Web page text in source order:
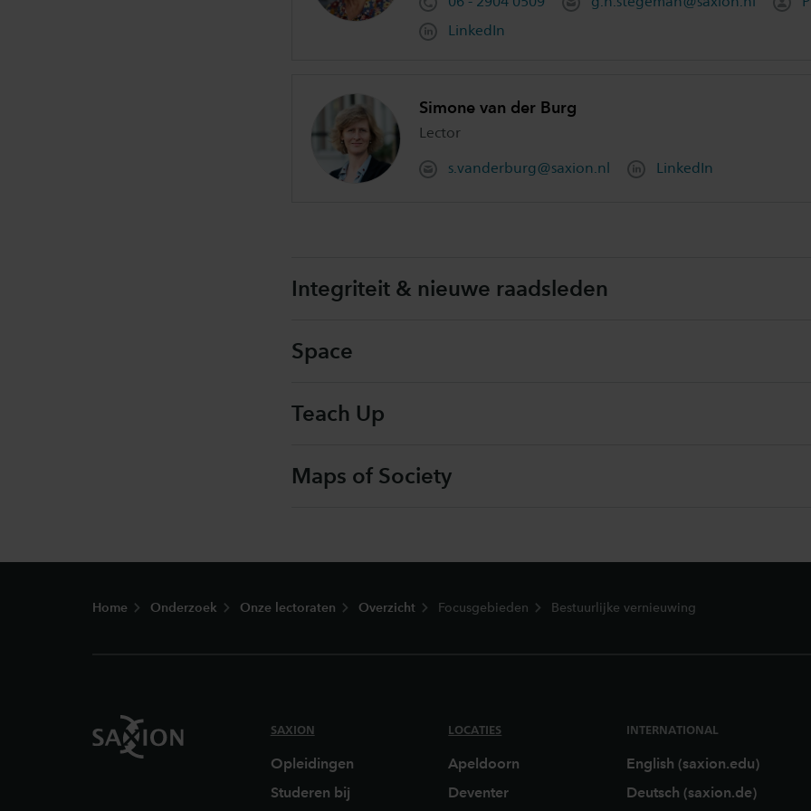
LinkedIn
Simone van der Burg
Lector
s.vanderburg@saxion.nl LinkedIn
Integriteit & nieuwe raadsleden
Space
Teach Up
Maps of Society
Home Onderzoek Onze lectoraten Overzicht Focusgebieden Bestuurlijke vernieuwing
SAXION
Opleidingen
Studeren bij
LOCATIES
Apeldoorn
Deventer
INTERNATIONAL
English (saxion.edu)
Deutsch (saxion.de)